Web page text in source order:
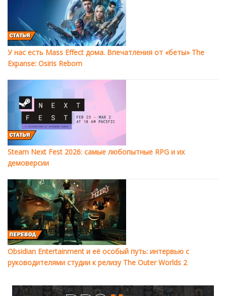
У нас есть Mass Effect дома. Впечатления от «беты» The
Expanse: Osiris Reborn
Steam Next Fest 2026: самые любопытные RPG и их
демоверсии
Obsidian Entertainment и её особый путь: интервью с
руководителями студии к релизу The Outer Worlds 2